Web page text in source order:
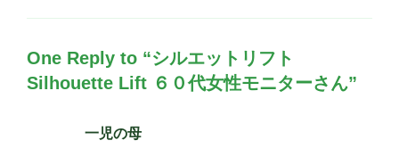
ー
One Reply to “シルエットリフト
Silhouette Lift ６０代女性モニターさん”
一児の母